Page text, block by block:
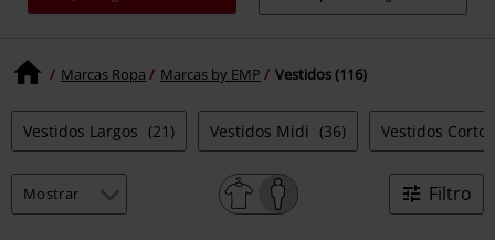
Marcas Ropa Marcas by EMP Vestidos (116)
Vestidos Largos (21) Vestidos Midi (36) Vestidos
Filtro